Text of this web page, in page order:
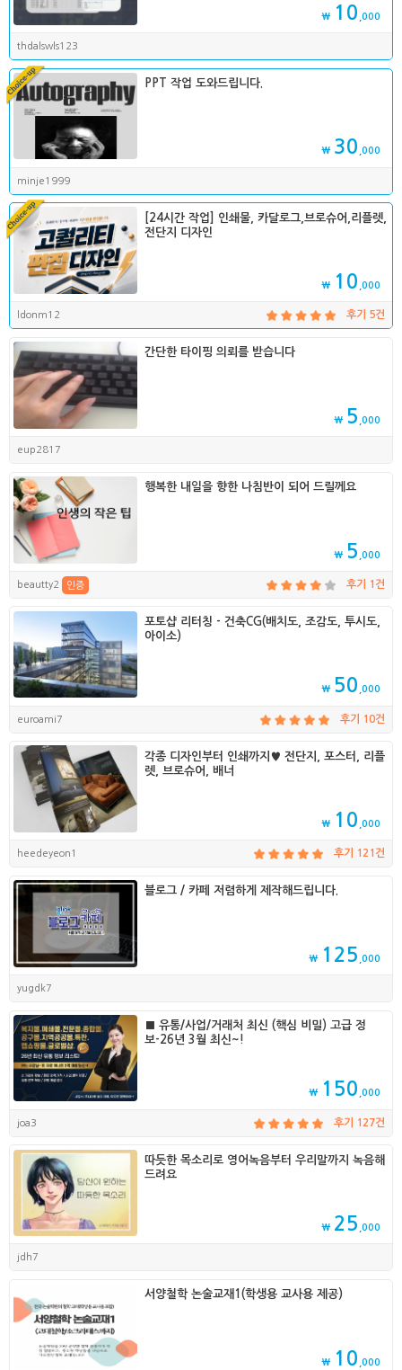
₩ 10 ,000
thdalswls123
PPT 작업 도와드립니다.
₩ 30 ,000
minje1999
[24시간 작업] 인쇄물, 카달로그,브로슈어,리플렛,
전단지 디자인
₩ 10 ,000
ldonm12 후기 5건
간단한 타이핑 의뢰를 받습니다
₩ 5 ,000
eup2817
행복한 내일을 향한 나침반이 되어 드릴께요
₩ 5 ,000
beautty2 인증 후기 1건
포토샵 리터칭 - 건축CG(배치도, 조감도, 투시도,
아이소)
₩ 50 ,000
euroami7 후기 10건
각종 디자인부터 인쇄까지♥ 전단지, 포스터, 리플
렛, 브로슈어, 배너
₩ 10 ,000
heedeyeon1 후기 121건
블로그 / 카페 저렴하게 제작해드립니다.
₩ 125 ,000
yugdk7
■ 유통/사업/거래처 최신 (핵심 비밀) 고급 정
보-26년 3월 최신~!
₩ 150 ,000
joa3 후기 127건
따듯한 목소리로 영어녹음부터 우리말까지 녹음해
드려요
₩ 25 ,000
jdh7
서양철학 논술교재1(학생용 교사용 제공)
₩ 10 ,000